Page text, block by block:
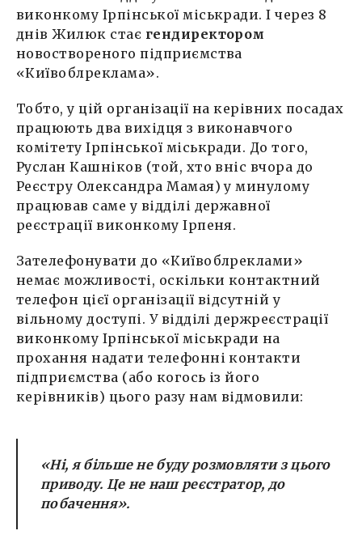
виконкому Ірпінської міськради. І через 8
днів Жилюк стає гендиректором
новоствореного підприємства
«Київоблреклама».
Тобто, у цій організації на керівних посадах
працюють два вихідця з виконавчого
комітету Ірпінської міськради. До того,
Руслан Кашніков (той, хто вніс вчора до
Реєстру Олександра Мамая) у минулому
працював саме у відділі державної
реєстрації виконкому Ірпеня.
Зателефонувати до «Київоблреклами»
немає можливості, оскільки контактний
телефон цієї організації відсутній у
вільному доступі. У відділі держреєстрації
виконкому Ірпінської міськради на
прохання надати телефонні контакти
підприємства (або когось із його
керівників) цього разу нам відмовили:
«Ні, я більше не буду розмовляти з цього
приводу. Це не наш реєстратор, до
побачення».